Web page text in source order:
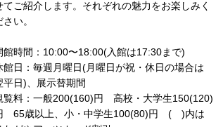
てご紹介します。それぞれの魅力をお楽しみく
さい。
館時間：10:00〜18:00(入館は17:30まで)
館日：毎週月曜日(月曜日が祝・休日の場合は
平日)、展示替期間
覧料：一般200(160)円 高校・大学生150(120)
65歳以上、小・中学生100(80)円 ( )内は